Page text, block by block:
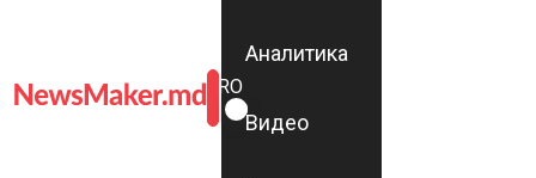
ROMÂNĂ
RU
Аналитика
Видео